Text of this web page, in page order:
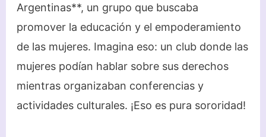
Argentinas**, un grupo que buscaba
promover la educación y el empoderamiento
de las mujeres. Imagina eso: un club donde las
mujeres podían hablar sobre sus derechos
mientras organizaban conferencias y
actividades culturales. ¡Eso es pura sororidad!